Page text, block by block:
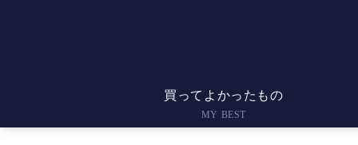
買ってよかったもの
MY BEST